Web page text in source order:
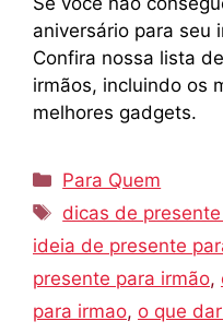
aniversário para seu
Confira nossa lista
irmãos, incluindo os
melhores gadgets.
Categorias
Para Quem
Tags
dicas de
ideia de presente
presente para irmão,
para irmao, o que